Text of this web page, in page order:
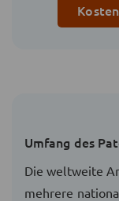
Umfang des
Die weltweite
mehrere